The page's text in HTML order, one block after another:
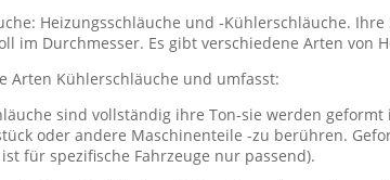
Heizungsschläuche und -Kühlerschläuche.
im Durchmesser. Es gibt verschiedene Arten von
Arten Kühlerschläuche und umfasst:
sind vollständig ihre Ton-sie werden
oder andere Maschinenteile -zu berühren.
für spezifische Fahrzeuge nur passend).